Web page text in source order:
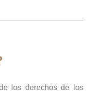
los derechos de los